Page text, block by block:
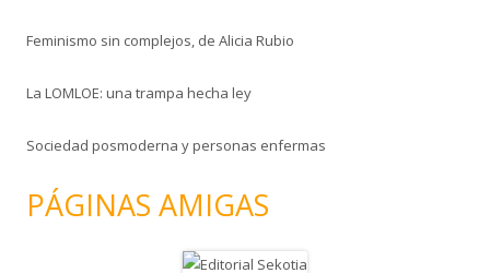
Feminismo sin complejos, de Alicia Rubio
La LOMLOE: una trampa hecha ley
Sociedad posmoderna y personas enfermas
PÁGINAS AMIGAS